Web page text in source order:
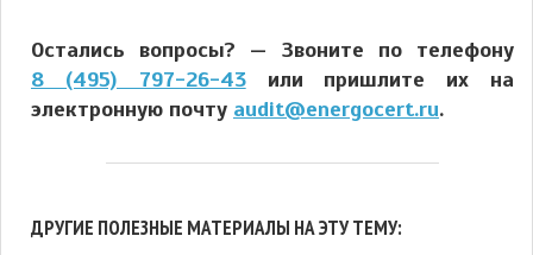
Остались вопросы? — Звоните по телефону
8 (495) 797-26-43или пришлите их на
электронную почту audit@energocert.ru.
ДРУГИЕ ПОЛЕЗНЫЕ МАТЕРИАЛЫ НА ЭТУ ТЕМУ: